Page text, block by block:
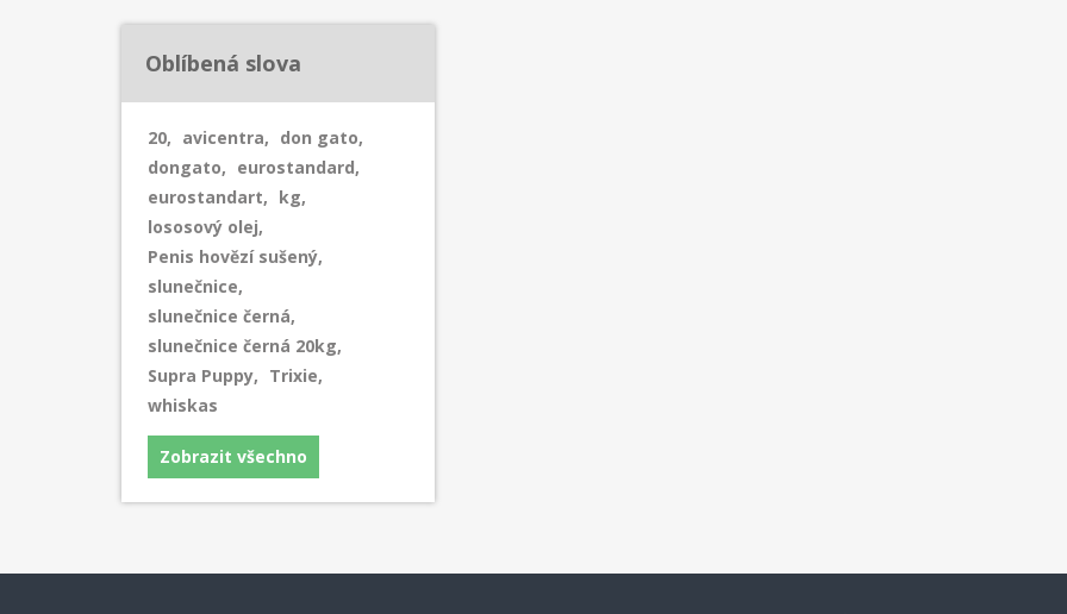
Oblíbená slova
20, avicentra, don gato,
dongato, eurostandard,
eurostandart, kg,
lososový olej,
Penis hovězí sušený,
slunečnice,
slunečnice černá,
slunečnice černá 20kg,
Supra Puppy, Trixie,
whiskas
Zobrazit všechno